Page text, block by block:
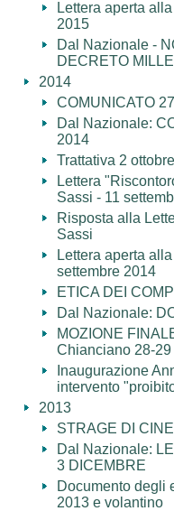
Lettera aperta
2015
Dal Nazionale -
DECRETO
2014
COMUNICATO
Dal Nazionale:
2014
Trattativa 2
Lettera
Sassi - 11
Risposta alla
Sassi
Lettera aperta
settembre 2014
ETICA DEI
Dal Nazionale:
MOZIONE
Chianciano 28-
Inaugurazione
intervento
2013
STRAGE DI
Dal Nazionale:
3 DICEMBRE
Documento degli
2013 e volantino